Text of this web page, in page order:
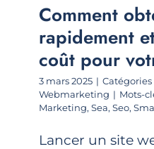
Comment
rapidement
coût pour
3 mars 2025 | Catégories
Webmarketing | Mots-
Marketing, Sea, Seo, Sma
Lancer un site